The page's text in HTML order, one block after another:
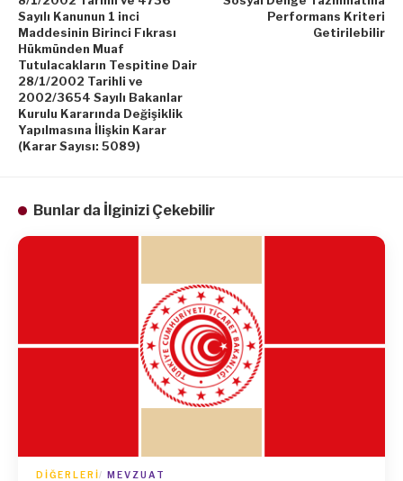
Sayılı Kanunun 1 inci
Maddesinin Birinci Fıkrası
Hükmünden Muaf
Tutulacakların Tespitine Dair
28/1/2002 Tarihli ve
2002/3654 Sayılı Bakanlar
Kurulu Kararında Değişiklik
Yapılmasına İlişkin Karar
(Karar Sayısı: 5089)
Performans Kriteri
Getirilebilir
Bunlar da İlginizi Çekebilir
DIĞERLERI MEVZUAT